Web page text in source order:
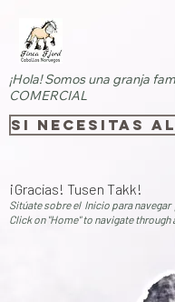
¡Hola! Somos una granja
COMERCIAL
SI necesitas
¡Gracias! Tusen Takk!
Sitúate sobre el Inicio para
Click on "Home" to navigate through